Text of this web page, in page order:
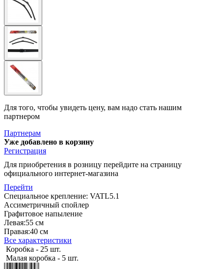
Для того, чтобы увидеть цену, вам надо стать нашим
партнером
Партнерам
Уже добавлено в корзину
Регистрация
Для приобретения в розницу перейдите на страницу
официального интернет-магазина
Перейти
Специальное крепление: VATL5.1
Ассиметричный спойлер
Графитовое напыление
Левая:55 см
Правая:40 см
Все характеристики
Коробка - 25 шт.
Малая коробка - 5 шт.